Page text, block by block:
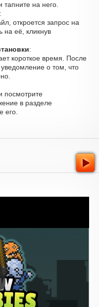
на него.
:
откроется запрос на
на её, кликнув
:
короткое время. После
о том, что
посмотрите
в разделе
его.